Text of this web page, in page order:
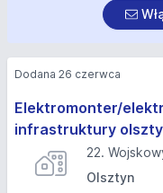
Elektromonter/
infrastruktury
22.
Olsztyn
Dodana 26 czerwca